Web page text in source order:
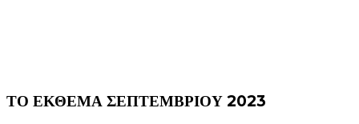
ΤΟ ΕΚΘΕΜΑ ΣΕΠΤΕΜΒΡΙΟΥ 2023